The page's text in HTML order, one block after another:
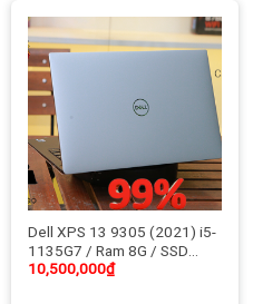
Dell XPS 13 9305 (2021) i5-
1135G7 / Ram 8G / SSD
256GB NVMe / 13.3 inch
10,500,000₫